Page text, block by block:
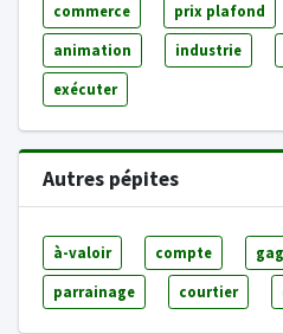
commerce prix plafond
animation industrie
exécuter
Autres pépites
à-valoir compte
parrainage courtier